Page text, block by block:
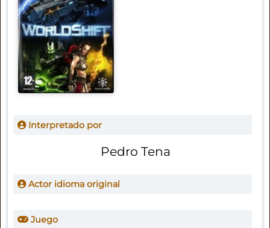
Interpretado por
Pedro Tena
Actor idioma original
Juego